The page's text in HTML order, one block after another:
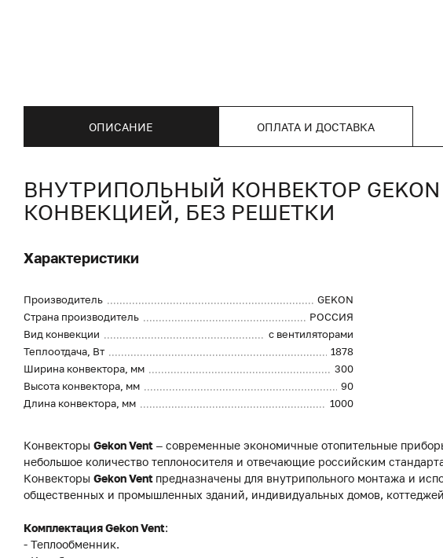
ОПИСАНИЕ ОПЛАТА И ДОСТАВКА
ВНУТРИПОЛЬНЫЙ КОНВЕКТОР
КОНВЕКЦИЕЙ, БЕЗ РЕШЕТКИ
Характеристики
Производитель
GEKON
Страна производитель
РОССИЯ
Вид конвекции
с вентиляторами
Теплоотдача, Вт
1878
Ширина конвектора, мм
300
Высота конвектора, мм
90
Длина конвектора, мм
1000
Конвекторы Gekon Vent – современные экономичные отопительные
небольшое количество теплоносителя и отвечающие российским
Конвекторы Gekon Vent предназначены для внутрипольного монтажа и
общественных и промышленных зданий, индивидуальных домов,
Комплектация Gekon Vent:
- Теплообменник.